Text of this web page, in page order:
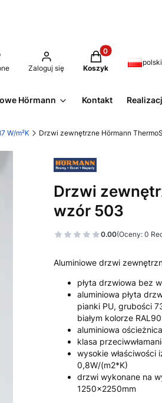
Zaloguj się
Produkty w
Koszyk
polski
Hörmann Kontakt
W/m²K Drzwi zewnętrzne Hörmann
Drzwi
wzór 503
0.00(Oceny: 0
Aluminiowe drzwi
płyta drzwiowa bez
aluminiowa płyta
pianki PU, grubości
białym kolorze
aluminiowa
klasa
wysokie właściwości
0,8W/(m2*K)
drzwi wykonane na
1250x2250mm